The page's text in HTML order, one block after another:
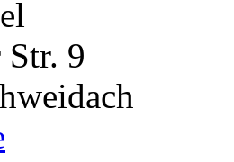
Str. 9